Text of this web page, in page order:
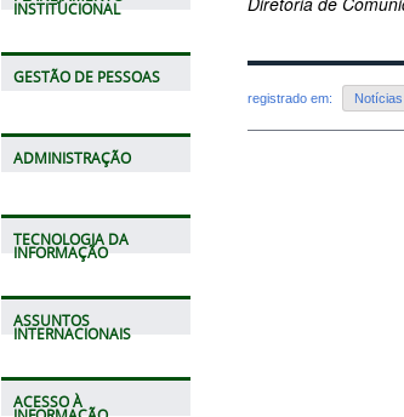
INSTITUCIONAL
GESTÃO DE PESSOAS
ADMINISTRAÇÃO
TECNOLOGIA DA
INFORMAÇÃO
ASSUNTOS
INTERNACIONAIS
ACESSO À
registrado em: